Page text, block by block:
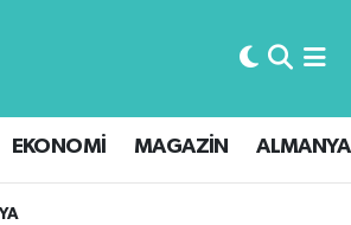
EKONOMİ MAGAZİN ALMANYA
Durumu ve Fikstür